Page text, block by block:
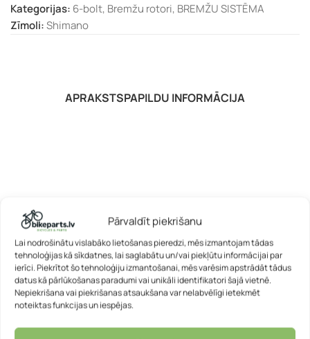
Pārvaldīt piekrišanu
Lai nodrošinātu vislabāko lietošanas pieredzi, mēs izmantojam tādas
tehnoloģijas kā sīkdatnes, lai saglabātu un/vai piekļūtu informācijai par
ierīci. Piekrītot šo tehnoloģiju izmantošanai, mēs varēsim apstrādāt tādus
datus kā pārlūkošanas paradumi vai unikāli identifikatori šajā vietnē.
Nepiekrišana vai piekrišanas atsaukšana var nelabvēlīgi ietekmēt
noteiktas funkcijas un iespējas.
Kategorijas: 6-bolt, Bremžu rotori, BREMŽU SISTĒMA
Zīmoli:Shimano
APRAKSTSPAPILDU INFORMĀCIJA